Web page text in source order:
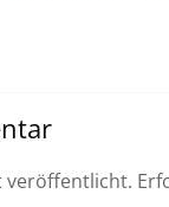
veröffentlicht.